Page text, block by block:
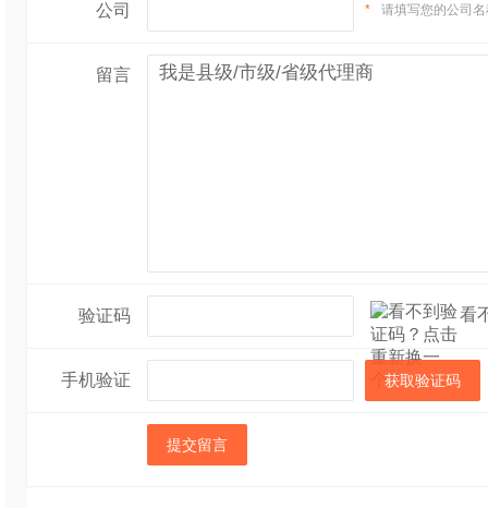
公司 * 请填写您的公司
留言
验证码 看
手机验证 获取验证码
提交留言